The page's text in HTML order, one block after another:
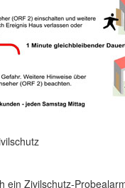
Zivilschutz-